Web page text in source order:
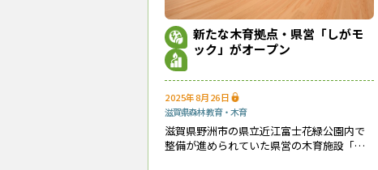
新たな木育拠点・県営「しがモ
ック」がオープン
2025年8月26日
滋賀県森林教育・木育
滋賀県野洲市の県立近江富士花緑公園内で
整備が進められていた県営の木育施設「し